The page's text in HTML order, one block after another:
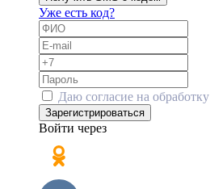
Уже есть код?
Даю согласие на обработку
Зарегистрироваться
Войти через